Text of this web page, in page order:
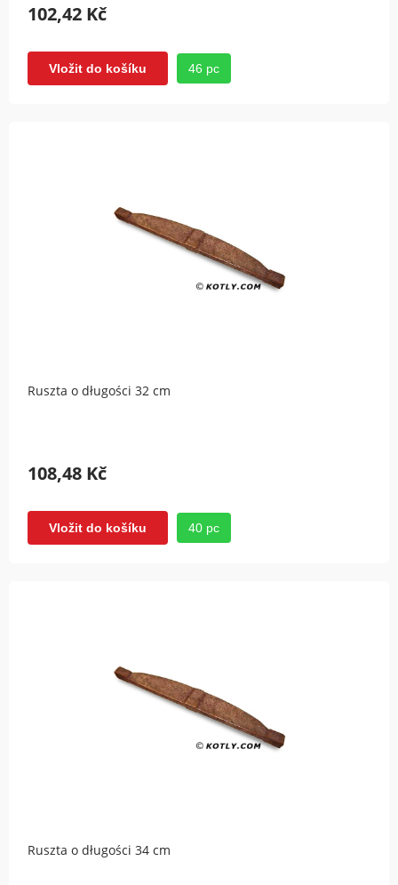
102,42 Kč
Vložit do košíku 46 pc
Ruszta o długości 32 cm
108,48 Kč
Vložit do košíku 40 pc
Ruszta o długości 34 cm